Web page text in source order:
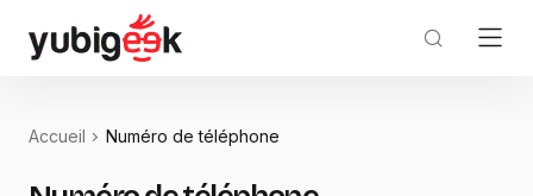
Accueil Numéro de téléphone